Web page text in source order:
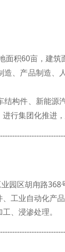
面积60亩，建
、产品制造、
构件、新能源
行集团化推进
园区胡甪路368
工业自动化产品
、浸渗处理。